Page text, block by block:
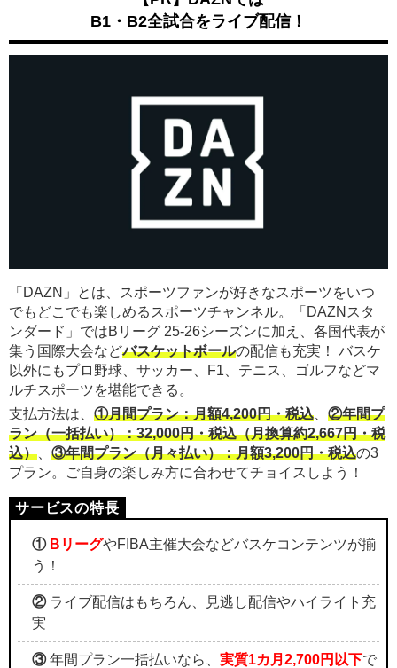
B1・B2全試合をライブ配信！
「DAZN」とは、スポーツファンが好きなスポーツをいつ
でもどこでも楽しめるスポーツチャンネル。「DAZNスタ
ンダード」ではBリーグ 25-26シーズンに加え、各国代表が
集う国際大会などバスケットボールの配信も充実！ バスケ
以外にもプロ野球、サッカー、F1、テニス、ゴルフなどマ
ルチスポーツを堪能できる。
支払方法は、 ①月間プラン：月額4,200円・税込
②年間プ
ラン（一括払い）：32,000円・税込（月換算約2,667円・税
込）
③年間プラン（月々払い）：月額3,200円・税込の3
プラン。ご自身の楽しみ方に合わせてチョイスしよう！
① BリーグやFIBA主催大会などバスケコンテンツが揃
う！
②ライブ配信はもちろん、見逃し配信やハイライト充
実
③年間プラン一括払いなら、 実質1カ月2,700円以下で